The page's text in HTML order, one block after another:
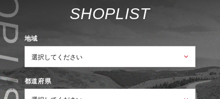
SHOPLIST
地域
都道府県